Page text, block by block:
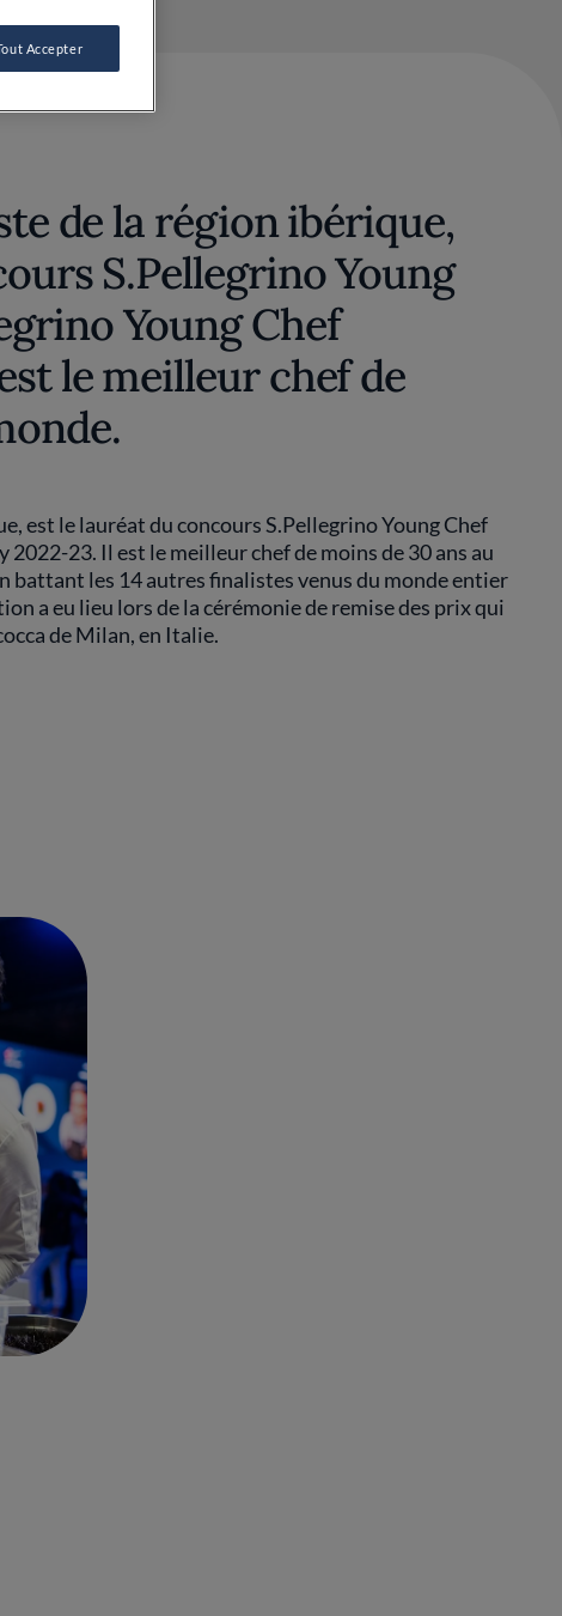
de la région ibérique,
S.Pellegrino Young
Young Chef
le meilleur chef de
est le lauréat du concours S.Pellegrino Young Chef
23. Il est le meilleur chef de moins de 30 ans au
les 14 autres finalistes venus du monde entier
a eu lieu lors de la cérémonie de remise des prix qui
de Milan, en Italie.
Accepter